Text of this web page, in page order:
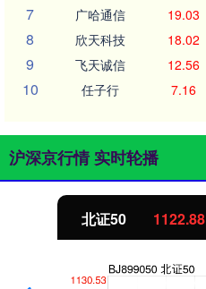
7 广哈通信 19.03
8 欣天科技 18.02
9 飞天诚信 12.56
10 任子行 7.16
沪深京行情 实时轮播
北证50 1122.88